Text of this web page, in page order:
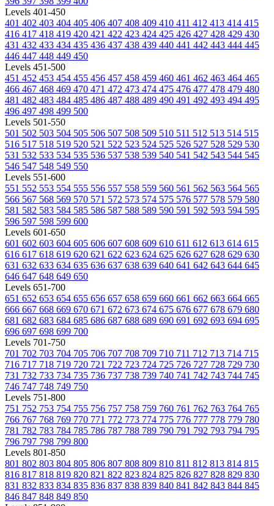
Levels 401-450
401 402 403 404 405 406 407 408 409 410 411 412 413 414 415
416 417 418 419 420 421 422 423 424 425 426 427 428 429 430
431 432 433 434 435 436 437 438 439 440 441 442 443 444 445
446 447 448 449 450
Levels 451-500
451 452 453 454 455 456 457 458 459 460 461 462 463 464 465
466 467 468 469 470 471 472 473 474 475 476 477 478 479 480
481 482 483 484 485 486 487 488 489 490 491 492 493 494 495
496 497 498 499 500
Levels 501-550
501 502 503 504 505 506 507 508 509 510 511 512 513 514 515
516 517 518 519 520 521 522 523 524 525 526 527 528 529 530
531 532 533 534 535 536 537 538 539 540 541 542 543 544 545
546 547 548 549 550
Levels 551-600
551 552 553 554 555 556 557 558 559 560 561 562 563 564 565
566 567 568 569 570 571 572 573 574 575 576 577 578 579 580
581 582 583 584 585 586 587 588 589 590 591 592 593 594 595
596 597 598 599 600
Levels 601-650
601 602 603 604 605 606 607 608 609 610 611 612 613 614 615
616 617 618 619 620 621 622 623 624 625 626 627 628 629 630
631 632 633 634 635 636 637 638 639 640 641 642 643 644 645
646 647 648 649 650
Levels 651-700
651 652 653 654 655 656 657 658 659 660 661 662 663 664 665
666 667 668 669 670 671 672 673 674 675 676 677 678 679 680
681 682 683 684 685 686 687 688 689 690 691 692 693 694 695
696 697 698 699 700
Levels 701-750
701 702 703 704 705 706 707 708 709 710 711 712 713 714 715
716 717 718 719 720 721 722 723 724 725 726 727 728 729 730
731 732 733 734 735 736 737 738 739 740 741 742 743 744 745
746 747 748 749 750
Levels 751-800
751 752 753 754 755 756 757 758 759 760 761 762 763 764 765
766 767 768 769 770 771 772 773 774 775 776 777 778 779 780
781 782 783 784 785 786 787 788 789 790 791 792 793 794 795
796 797 798 799 800
Levels 801-850
801 802 803 804 805 806 807 808 809 810 811 812 813 814 815
816 817 818 819 820 821 822 823 824 825 826 827 828 829 830
831 832 833 834 835 836 837 838 839 840 841 842 843 844 845
846 847 848 849 850